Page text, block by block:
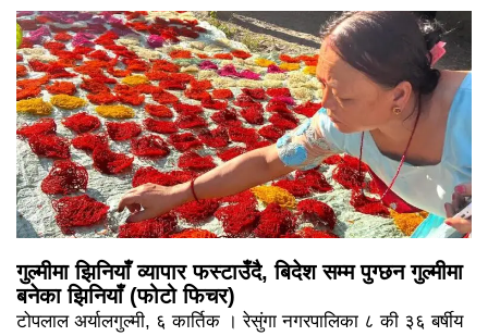
गुल्मीमा झिनियाँ व्यापार फस्टाउँदै, बिदेश सम्म पुग्छन गुल्मीमा
बनेका झिनियाँ (फोटो फिचर)
टोपलाल अर्यालगुल्मी, ६ कार्तिक । रेसुंगा नगरपालिका ८ की ३६ बर्षीय